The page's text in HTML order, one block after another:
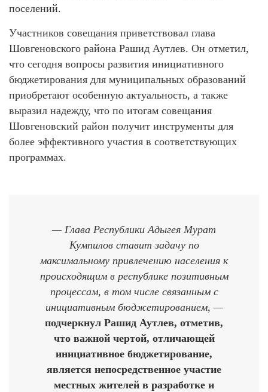
поселений.
Участников совещания приветствовал глава
Шовгеновского района Рашид Аутлев. Он отметил,
что сегодня вопросы развития инициативного
бюджетирования для муниципальных образований
приобретают особенную актуальность, а также
выразил на­дежду, что по итогам совещания
Шовгеновский район получит инструменты для
более эффективного участия в соответствующих
программах.
— Глава Республики Адыгея Мурат
Кумпилов ставит задачу по
максимальному привлечению населения к
происходящим в республике позитивным
процессам, в том числе связанным с
инициативным бюджетированием, —
подчеркнул Рашид Аутлев, отметив,
что важной чертой, отличающей
инициативное бюджетирование,
является непосредственное участие
местных жителей в разработке и